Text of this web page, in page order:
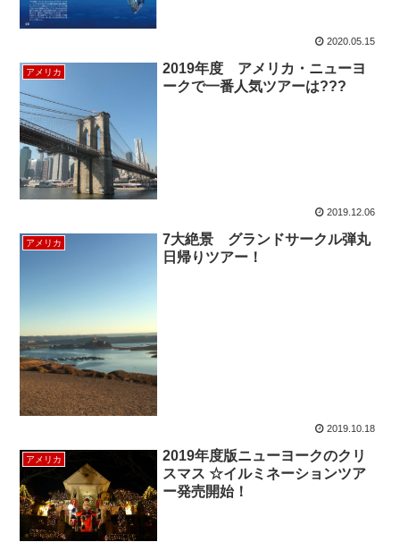
2020.05.15
アメリカ
2019年度 アメリカ・ニューヨ
ークで一番人気ツアーは???
2019.12.06
アメリカ
7大絶景 グランドサークル弾丸
日帰りツアー！
2019.10.18
アメリカ
2019年度版ニューヨークのクリ
スマス ☆イルミネーションツア
ー発売開始！